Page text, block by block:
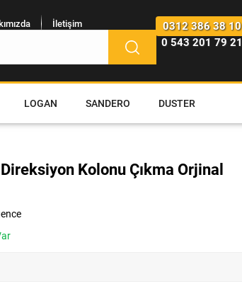
İletişim
0312 386 38 10
0 543 201 79 21
LOGAN SANDERO DUSTER
Kolonu Çıkma Orjinal